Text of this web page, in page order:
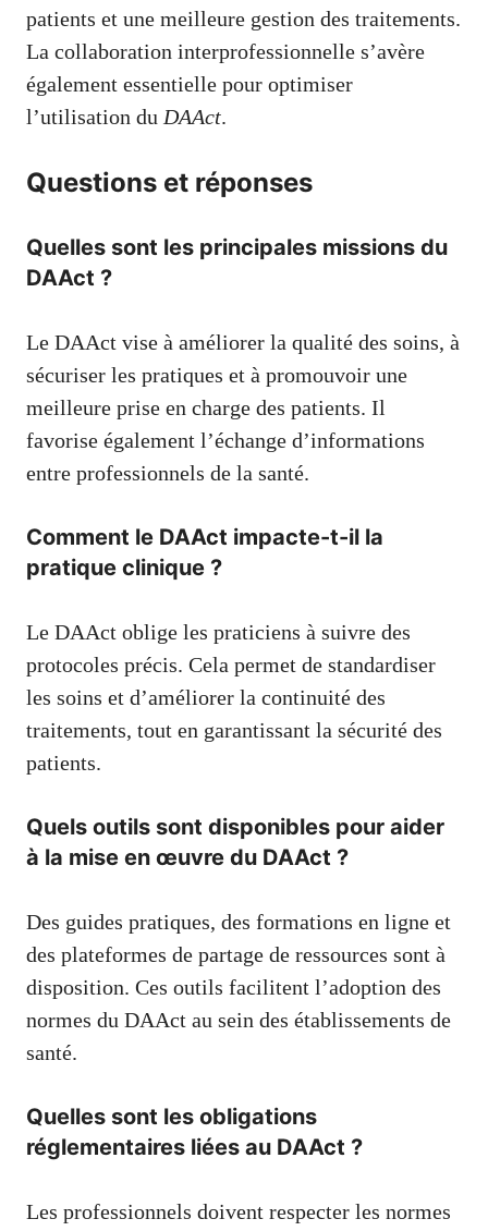
patients et une meilleure gestion des traitements.
La collaboration interprofessionnelle s’avère
également essentielle pour optimiser
l’utilisation du DAAct.
Questions et réponses
Quelles sont les principales missions du
DAAct ?
Le DAAct vise à améliorer la qualité des soins, à
sécuriser les pratiques et à promouvoir une
meilleure prise en charge des patients. Il
favorise également l’échange d’informations
entre professionnels de la santé.
Comment le DAAct impacte-t-il la
pratique clinique ?
Le DAAct oblige les praticiens à suivre des
protocoles précis. Cela permet de standardiser
les soins et d’améliorer la continuité des
traitements, tout en garantissant la sécurité des
patients.
Quels outils sont disponibles pour aider
à la mise en œuvre du DAAct ?
Des guides pratiques, des formations en ligne et
des plateformes de partage de ressources sont à
disposition. Ces outils facilitent l’adoption des
normes du DAAct au sein des établissements de
santé.
Quelles sont les obligations
réglementaires liées au DAAct ?
Les professionnels doivent respecter les normes